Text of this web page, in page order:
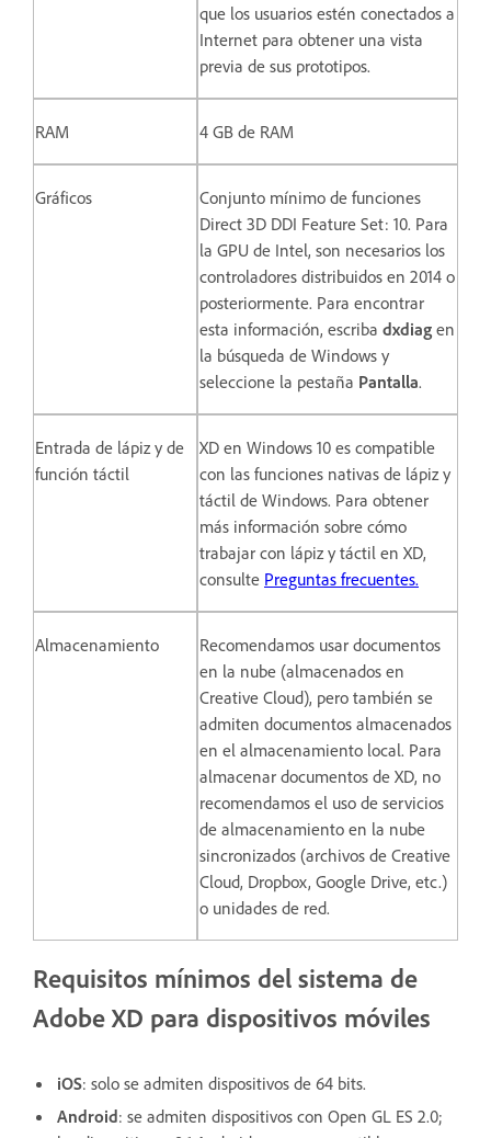
que los usuarios estén conectados a
Internet para obtener una vista
previa de sus prototipos.
RAM 4 GB de RAM
Gráficos
Conjunto mínimo de funciones
Direct 3D DDI Feature Set: 10. Para
la GPU de Intel, son necesarios los
controladores distribuidos en 2014 o
posteriormente. Para encontrar
esta información, escriba dxdiag en
la búsqueda de Windows y
seleccione la pestaña Pantalla.
Entrada de lápiz y de
función táctil
XD en Windows 10 es compatible
con las funciones nativas de lápiz y
táctil de Windows. Para obtener
más información sobre cómo
trabajar con lápiz y táctil en XD,
consulte Preguntas frecuentes.
Almacenamiento
Recomendamos usar documentos
en la nube (almacenados en
Creative Cloud), pero también se
admiten documentos almacenados
en el almacenamiento local. Para
almacenar documentos de XD, no
recomendamos el uso de servicios
de almacenamiento en la nube
sincronizados (archivos de Creative
Cloud, Dropbox, Google Drive, etc.)
o unidades de red.
Requisitos mínimos del sistema de
Adobe XD para dispositivos móviles
iOS: solo se admiten dispositivos de 64 bits.
Android: se admiten dispositivos con Open GL ES 2.0;